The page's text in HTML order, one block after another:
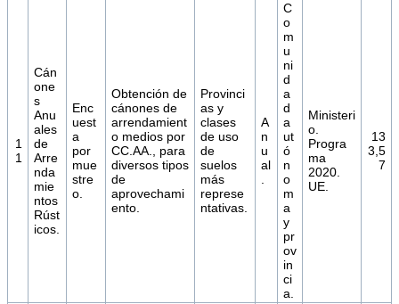
1
1
Cán
one
s
Anu
ales
de
Arre
nda
mie
ntos
Rúst
icos.
Enc
uest
a
por
mue
stre
o.
Obtención de
cánones de
arrendamient
o medios por
CC.AA., para
diversos tipos
de
aprovechami
ento.
Provinci
as y
clases
de uso
de
suelos
más
represe
ntativas.
A
n
u
al
C
o
m
u
ni
d
a
d
a
ut
ó
n
o
m
a
y
pr
ov
in
ci
a.
Ministeri
o.
Progra
ma
2020.
UE.
13
3,5
7